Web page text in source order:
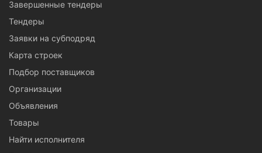
Завершенные тендеры
Тендеры
Заявки на субподряд
Карта строек
Подбор поставщиков
Организации
Объявления
Товары
Найти исполнителя